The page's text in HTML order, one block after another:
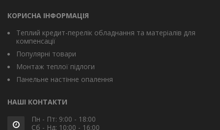
КОРИСНА ІНФОРМАЦІЯ
Теплий кредит-перелік обладнання та матеріалів для
компенсації
Популярні товари
Монтаж теплої підлоги
Панельне настінне опалення
НАШІ КОНТАКТИ
Пн - Пт: 9:00 - 18:00
Сб - Нд: 10:00 - 16:00